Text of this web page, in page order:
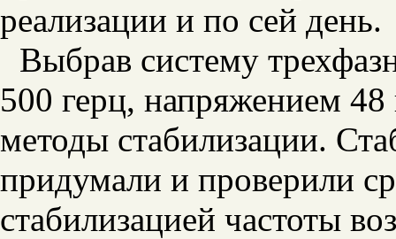
реализации и по сей день.
Выбрав систему
500 герц, напряжением 48
методы стабилизации.
придумали и проверили
стабилизацией частоты